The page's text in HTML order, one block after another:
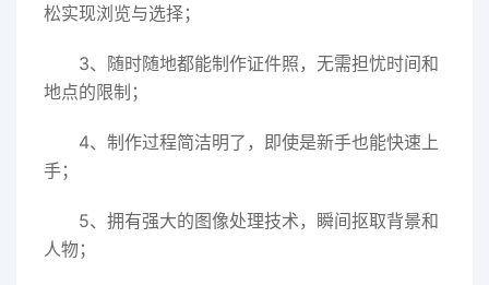
松实现浏览与选择；
3、随时随地都能制作证件照，无需担忧时间和
地点的限制；
4、制作过程简洁明了，即使是新手也能快速上
手；
5、拥有强大的图像处理技术，瞬间抠取背景和
人物；